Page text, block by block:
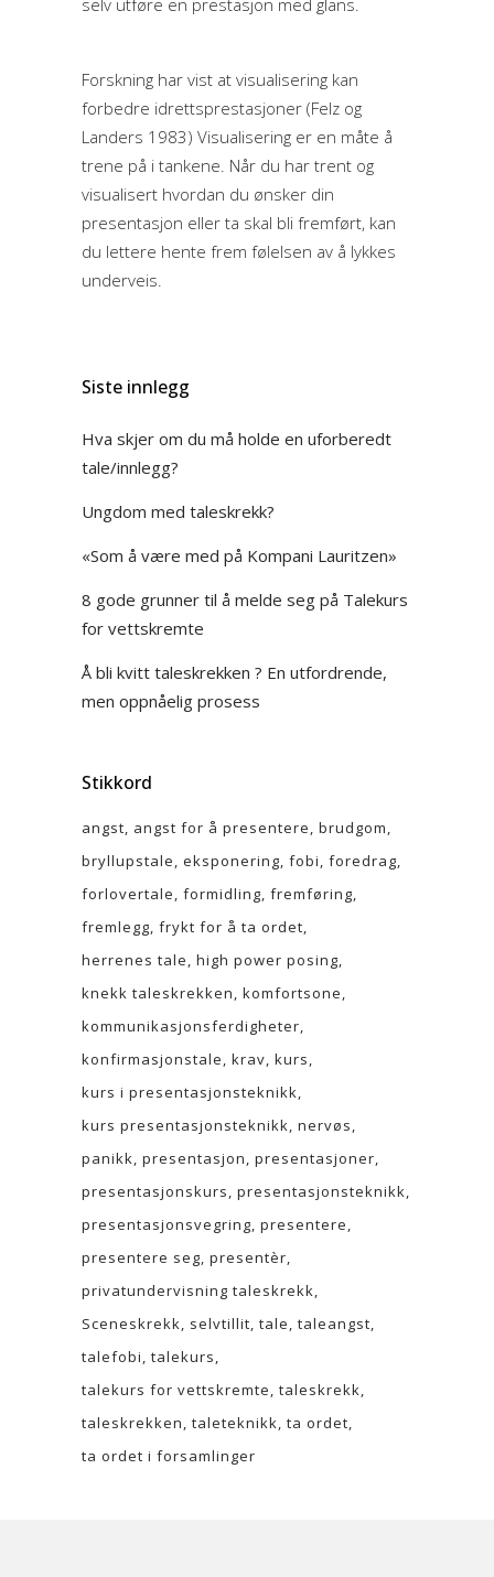
selv utføre en prestasjon med glans.
Forskning har vist at visualisering kan
forbedre idrettsprestasjoner (Felz og
Landers 1983) Visualisering er en måte å
trene på i tankene. Når du har trent og
visualisert hvordan du ønsker din
presentasjon eller ta skal bli fremført, kan
du lettere hente frem følelsen av å lykkes
underveis.
Siste innlegg
Hva skjer om du må holde en uforberedt
tale/innlegg?
Ungdom med taleskrekk?
«Som å være med på Kompani Lauritzen»
8 gode grunner til å melde seg på Talekurs
for vettskremte
Å bli kvitt taleskrekken ? En utfordrende,
men oppnåelig prosess
Stikkord
angst angst for å presentere brudgom
bryllupstale eksponering fobi foredrag
forlovertale formidling fremføring
fremlegg frykt for å ta ordet
herrenes tale high power posing
knekk taleskrekken komfortsone
kommunikasjonsferdigheter
konfirmasjonstale krav kurs
kurs i presentasjonsteknikk
kurs presentasjonsteknikk nervøs
panikk presentasjon presentasjoner
presentasjonskurs presentasjonsteknikk
presentasjonsvegring presentere
presentere seg presentèr
privatundervisning taleskrekk
Sceneskrekk selvtillit tale taleangst
talefobi talekurs
talekurs for vettskremte taleskrekk
taleskrekken taleteknikk ta ordet
ta ordet i forsamlinger